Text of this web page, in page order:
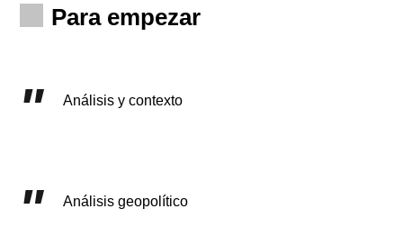
Para empezar
Análisis y contexto
Análisis geopolítico